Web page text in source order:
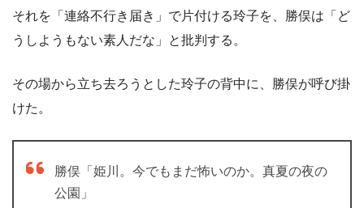
それを「連絡不行き届き」で片付ける玲子を、勝俣は「ど
うしようもない素人だな」と批判する。
その場から立ち去ろうとした玲子の背中に、勝俣が呼び掛
けた。
勝俣「姫川。今でもまだ怖いのか。真夏の夜の
公園」